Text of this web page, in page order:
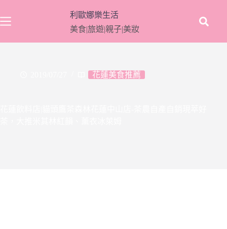
至
要
利歐娜樂生活
美食|旅遊|親子|美妝
花蓮美食推薦